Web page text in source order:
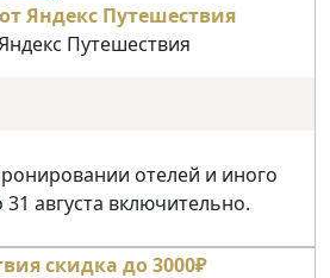
Путешествия
отелей и иного
августа включительно.